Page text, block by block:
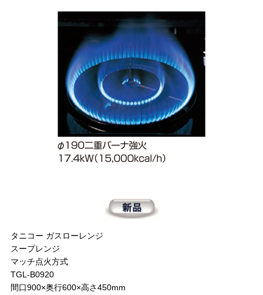
タニコー ガスローレンジ
スープレンジ
マッチ点火方式
TGL-B0920
間口900×奥行600×高さ450mm